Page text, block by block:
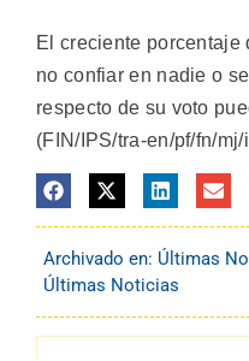
El creciente porcentaje
no confiar en nadie o
respecto de su voto
(FIN/IPS/tra-en/pf/fn/mj/
Archivado en: Últimas
Últimas Noticias